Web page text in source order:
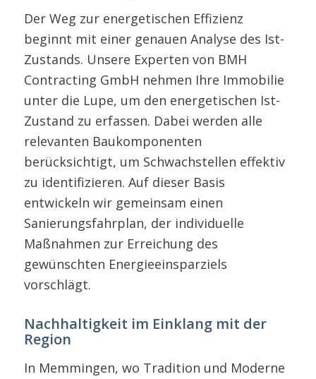
Der Weg zur energetischen Effizienz
beginnt mit einer genauen Analyse des Ist-
Zustands. Unsere Experten von BMH
Contracting GmbH nehmen Ihre Immobilie
unter die Lupe, um den energetischen Ist-
Zustand zu erfassen. Dabei werden alle
relevanten Baukomponenten
berücksichtigt, um Schwachstellen effektiv
zu identifizieren. Auf dieser Basis
entwickeln wir gemeinsam einen
Sanierungsfahrplan, der individuelle
Maßnahmen zur Erreichung des
gewünschten Energieeinsparziels
vorschlägt.
Nachhaltigkeit im Einklang mit der
Region
In Memmingen, wo Tradition und Moderne